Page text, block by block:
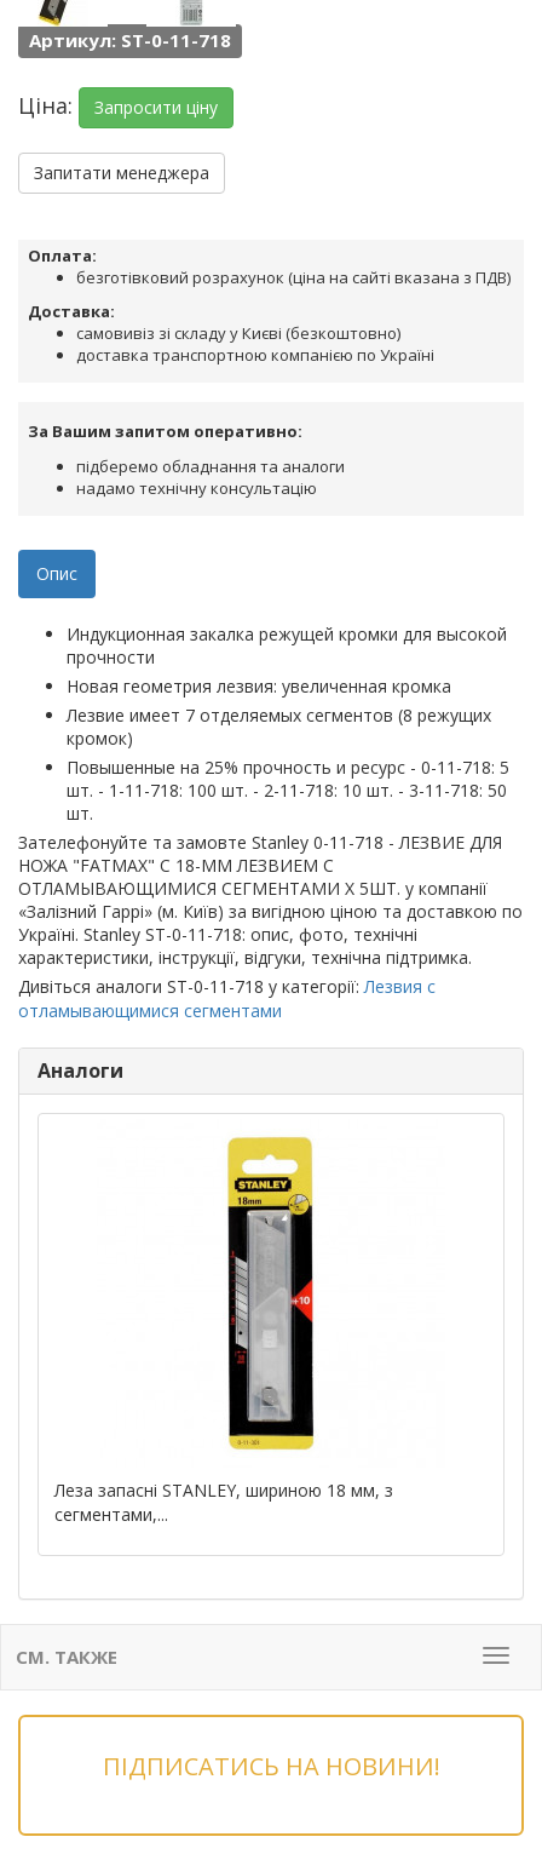
Артикул: ST-0-11-718
Ціна: Запросити ціну
Запитати менеджера
Оплата:
безготівковий розрахунок (ціна на сайті вказана з ПДВ)
Доставка:
самовивіз зі складу у Києві (безкоштовно)
доставка транспортною компанією по Україні
За Вашим запитом оперативно:
підберемо обладнання та аналоги
надамо технічну консультацію
Опис
Индукционная закалка режущей кромки для высокой
прочности
Новая геометрия лезвия: увеличенная кромка
Лезвие имеет 7 отделяемых сегментов (8 режущих
кромок)
Повышенные на 25% прочность и ресурс - 0-11-718: 5
шт. - 1-11-718: 100 шт. - 2-11-718: 10 шт. - 3-11-718: 50
шт.
Зателефонуйте та замовте Stanley 0-11-718 - ЛЕЗВИЕ ДЛЯ
НОЖА "FATMAX" С 18-ММ ЛЕЗВИЕМ С
ОТЛАМЫВАЮЩИМИСЯ СЕГМЕНТАМИ Х 5ШТ. у компанії
«Залізний Гаррі» (м. Київ) за вигідною ціною та доставкою по
Україні. Stanley ST-0-11-718: опис, фото, технічні
характеристики, інструкції, відгуки, технічна підтримка.
Дивіться аналоги ST-0-11-718 у категорії:Лезвия с
отламывающимися сегментами
Аналоги
Леза запасні STANLEY, шириною 18 мм, з
сегментами,...
Меню
СМ. ТАКЖЕ
ПІДПИСАТИСЬ НА НОВИНИ!